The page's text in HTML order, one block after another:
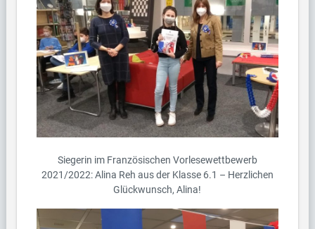
Siegerin im Französischen Vorlesewettbewerb
2021/2022: Alina Reh aus der Klasse 6.1 – Herzlichen
Glückwunsch, Alina!